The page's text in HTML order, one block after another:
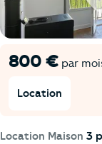
800 € par
Location
Location Maison 3